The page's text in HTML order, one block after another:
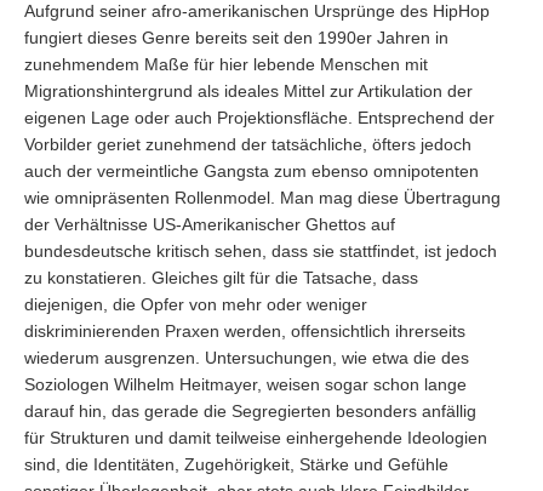
Aufgrund seiner afro-amerikanischen Ursprünge des HipHop
fungiert dieses Genre bereits seit den 1990er Jahren in
zunehmendem Maße für hier lebende Menschen mit
Migrationshintergrund als ideales Mittel zur Artikulation der
eigenen Lage oder auch Projektionsfläche. Entsprechend der
Vorbilder geriet zunehmend der tatsächliche, öfters jedoch
auch der vermeintliche Gangsta zum ebenso omnipotenten
wie omnipräsenten Rollenmodel. Man mag diese Übertragung
der Verhältnisse US-Amerikanischer Ghettos auf
bundesdeutsche kritisch sehen, dass sie stattfindet, ist jedoch
zu konstatieren. Gleiches gilt für die Tatsache, dass
diejenigen, die Opfer von mehr oder weniger
diskriminierenden Praxen werden, offensichtlich ihrerseits
wiederum ausgrenzen. Untersuchungen, wie etwa die des
Soziologen Wilhelm Heitmayer, weisen sogar schon lange
darauf hin, das gerade die Segregierten besonders anfällig
für Strukturen und damit teilweise einhergehende Ideologien
sind, die Identitäten, Zugehörigkeit, Stärke und Gefühle